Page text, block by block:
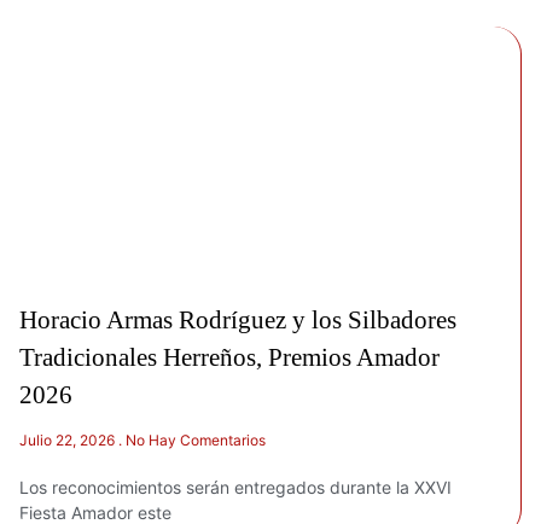
Horacio Armas Rodríguez y los Silbadores
Tradicionales Herreños, Premios Amador
2026
Julio 22, 2026 No Hay Comentarios
Los reconocimientos serán entregados durante la XXVI
Fiesta Amador este